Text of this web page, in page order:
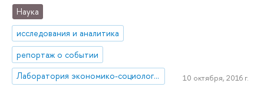
Наука
исследования и аналитика
репортаж о событии
Лаборатория экономико-социологических исследований
10 октября, 2016 г.